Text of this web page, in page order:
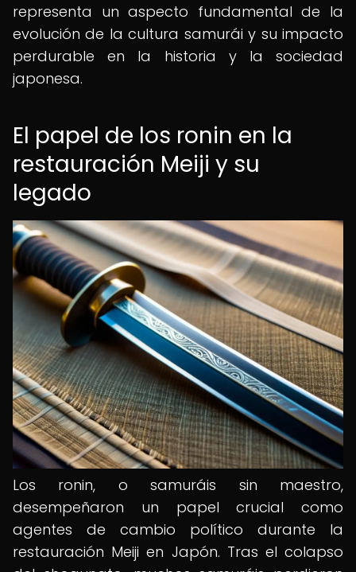
representa un aspecto fundamental de la
evolución de la cultura samurái y su impacto
perdurable en la historia y la sociedad
japonesa.
El papel de los ronin en la
restauración Meiji y su
legado
Los ronin, o samuráis sin maestro,
desempeñaron un papel crucial como
agentes de cambio político durante la
restauración Meiji en Japón. Tras el colapso